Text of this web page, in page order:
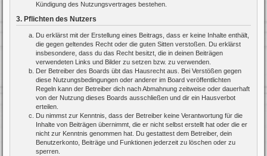
Kündigung des Nutzungsvertrages bestehen.
3. Pflichten des Nutzers
Du erklärst mit der Erstellung eines Beitrags, dass er keine Inhalte enthält,
die gegen geltendes Recht oder die guten Sitten verstoßen. Du erklärst
insbesondere, dass du das Recht besitzt, die in deinen Beiträgen
verwendeten Links und Bilder zu setzen bzw. zu verwenden.
Der Betreiber des Boards übt das Hausrecht aus. Bei Verstößen gegen
diese Nutzungsbedingungen oder anderer im Board veröffentlichten
Regeln kann der Betreiber dich nach Abmahnung zeitweise oder dauerhaft
von der Nutzung dieses Boards ausschließen und dir ein Hausverbot
erteilen.
Du nimmst zur Kenntnis, dass der Betreiber keine Verantwortung für die
Inhalte von Beiträgen übernimmt, die er nicht selbst erstellt hat oder die er
nicht zur Kenntnis genommen hat. Du gestattest dem Betreiber, dein
Benutzerkonto, Beiträge und Funktionen jederzeit zu löschen oder zu
sperren.